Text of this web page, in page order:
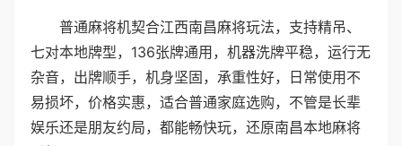
普通麻将机契合江西南昌麻将玩法，支持精吊、
七对本地牌型，136张牌通用，机器洗牌平稳，运行无
杂音，出牌顺手，机身坚固，承重性好，日常使用不
易损坏，价格实惠，适合普通家庭选购，不管是长辈
娱乐还是朋友约局，都能畅快玩，还原南昌本地麻将